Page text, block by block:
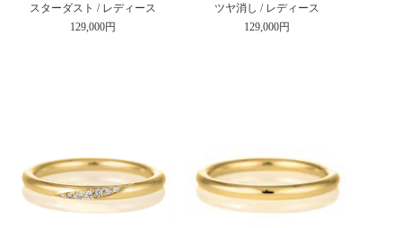
スターダスト / レディース
129,000円
ツヤ消し / レディース
129,000円